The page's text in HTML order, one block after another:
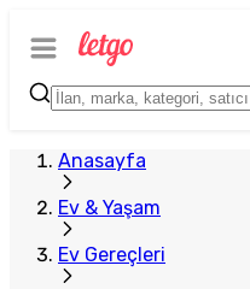
Anasayfa
Ev & Yaşam
Ev Gereçleri
Plus Satıcı